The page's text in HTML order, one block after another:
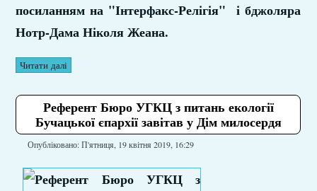
посиланням на "Інтерфакс-Релігія" і бджоляра
Нотр-Дама Ніколя Жеана.
Читати далі
Референт Бюро УГКЦ з питань екології
Бучацької єпархії завітав у Дім милосердя
Опубліковано: П'ятниця, 19 квітня 2019, 16:29